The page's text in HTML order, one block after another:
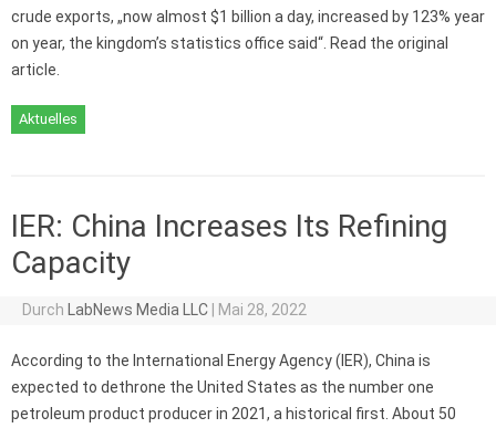
crude exports, „now almost $1 billion a day, increased by 123% year
on year, the kingdom’s statistics office said“. Read the original
article.
Aktuelles
IER: China Increases Its Refining
Capacity
Durch LabNews Media LLC Mai 28, 2022
According to the International Energy Agency (IER), China is
expected to dethrone the United States as the number one
petroleum product producer in 2021, a historical first. About 50